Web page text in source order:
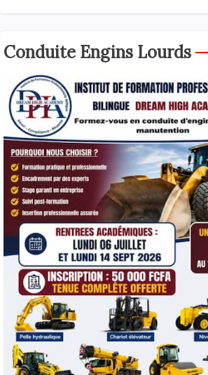
Conduite Engins Lourds